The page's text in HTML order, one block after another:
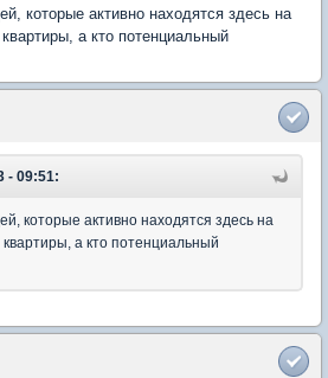
которые активно находятся здесь на
а кто потенциальный
- 09:51:
которые активно находятся здесь на
а кто потенциальный